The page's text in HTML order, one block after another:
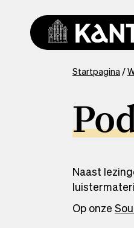
You
here
Startpagina
Naast
Op onze